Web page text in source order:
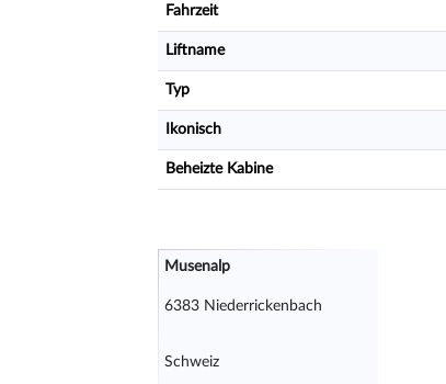
Fahrzeit
Liftname
Typ
Ikonisch
Beheizte Kabine
Musenalp
6383 Niederrickenbach
Schweiz